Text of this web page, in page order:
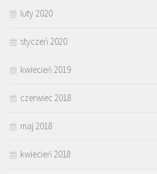
luty 2020
styczeń 2020
kwiecień 2019
czerwiec 2018
maj 2018
kwiecień 2018